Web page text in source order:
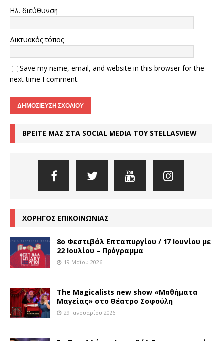
Ηλ. διεύθυνση
Δικτυακός τόπος
Save my name, email, and website in this browser for the
next time I comment.
ΒΡΕΙΤΕ ΜΑΣ ΣΤΑ SOCIAL MEDIA ΤΟΥ STELLASVIEW
ΧΟΡΗΓΟΣ ΕΠΙΚΟΙΝΩΝΙΑΣ
8o Φεστιβάλ Επταπυργίου / 17 Ιουνίου με
22 Ιουλίου – Πρόγραμμα
19 Μαΐου 2026
The Magicalists new show «Μαθήματα
Μαγείας» στο Θέατρο Σοφούλη
29 Ιανουαρίου 2026